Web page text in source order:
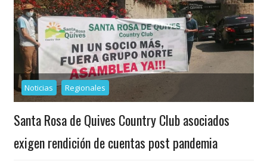
Noticias Regionales
Santa Rosa de Quives Country Club asociados
exigen rendición de cuentas post pandemia